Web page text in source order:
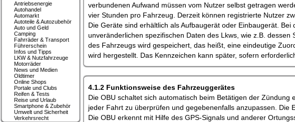
verbundenen Aufwand müssen vom Nutzer selbst getragen
vier Stunden pro Fahrzeug. Derzeit können registrierte Nutzer
Die Geräte sind erhältlich als Aufbaugerät oder Einbaugerät.
unveränderlichen spezifischen Daten des Lkws, wie z.B.
des Fahrzeugs wird gespeichert, das heißt, eine eindeutige
wird hergestellt. Das Kennzeichen kann später, sofern
4.1.2 Funktionsweise des Fahrzeuggerätes
Die OBU schaltet sich automatisch beim Betätigen der
jeder Fahrt zu überprüfen und gegebenenfalls anzupassen. Die
Die OBU erkennt mit Hilfe des GPS-Signals und anderer
Antriebsenergie
Autohandel
Automarkt
Autoteile & Autozubehör
Auto und Geld
Camping
Fahrräder & Transport
Führerschein
Infos und Tipps
LKW & Nutzfahrzeuge
Motorräder
News und Medien
Oldtimer
Online Shops
Portale und Clubs
Reifen & Tests
Reise und Urlaub
Smartphone & Zubehör
Umwelt und Sicherheit
Verkehrsrecht